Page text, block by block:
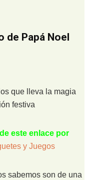
de Papá Noel
que lleva la magia
festiva
este enlace por
y Juegos
sabemos son de una